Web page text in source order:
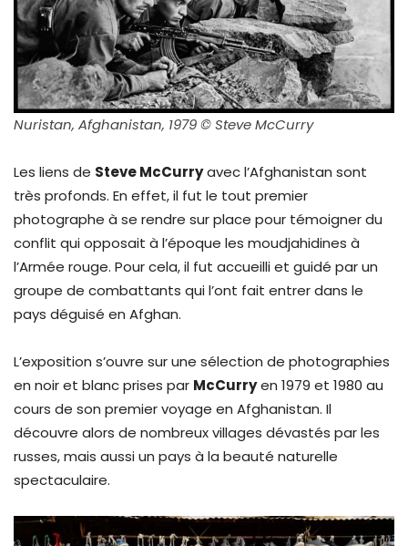
Nuristan, Afghanistan, 1979 © Steve McCurry
Les liens de Steve McCurryavec l’Afghanistan sont
très profonds. En effet, il fut le tout premier
photographe à se rendre sur place pour témoigner du
conflit qui opposait à l’époque les moudjahidines à
l’Armée rouge. Pour cela, il fut accueilli et guidé par un
groupe de combattants qui l’ont fait entrer dans le
pays déguisé en Afghan.
L’exposition s’ouvre sur une sélection de photographies
en noir et blanc prises par McCurryen 1979 et 1980 au
cours de son premier voyage en Afghanistan. Il
découvre alors de nombreux villages dévastés par les
russes, mais aussi un pays à la beauté naturelle
spectaculaire.